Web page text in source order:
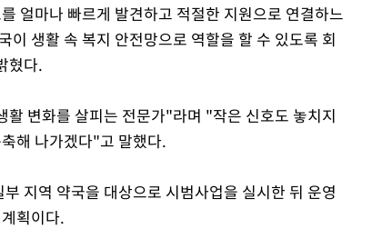
Mute
얼마나 빠르게 발견하고 적절한 지원으로 연결하느
생활 속 복지 안전망으로 역할을 할 수 있도록 회
혔다.
변화를 살피는 전문가"라며 "작은 신호도 놓치지
해 나가겠다"고 말했다.
지역 약국을 대상으로 시범사업을 실시한 뒤 운영
획이다.